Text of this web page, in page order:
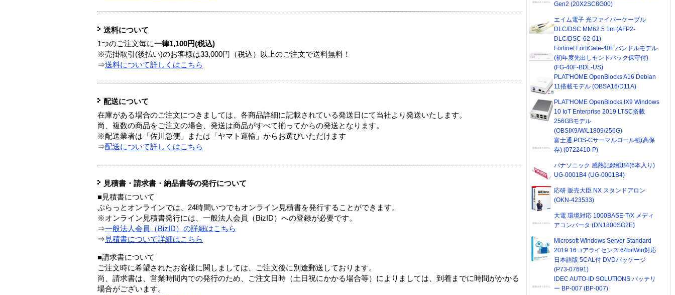
送料について
1つのご注文毎に一律1,100円(税込)
※売掛取引(後払い)のお客様は33,000円（税込）以上のご注文で送料無料！
⇒送料について詳しくはこちら
配送について
在庫がある場合のご注文につきましては、各商品詳細に記載されている発送日にて当社より発送いたします。
尚、複数の商品をご注文の場合、発送は商品がすべて揃ってからの発送となります。
※配送業者は「佐川急便」または「ヤマト運輸」からお選びいただけます
⇒配送について詳しくはこちら
見積書・請求書・納品書等の発行について
■見積書について
ぷらっとオンラインでは、24時間いつでもオンライン見積書を発行することができます。
※オンライン見積書発行には、一般法人会員（BizID）への登録が必要です。
⇒一般法人会員（BizID）の詳細はこちら
⇒ 見積書について詳細はこちら
■請求書について
ご注文時に希望されたお客様に関しましては、ご注文後に別途郵送しております。
尚、請求書は、営業時間内での発行のため、ご注文日時（土日祝にかかる場合等）によりましては、到着までに時間がかかる
場合がございます。
Gen2 (20X2SC8G00)
エイム電子 光ファイバーケーブル
DLC/DSC MM62.5 1m (AFP2-
DLC/DSC-62-01)
Fortinet FortiGate-40F バンドルモデル
(初年度先出しセンドバック保守付)
(FG-40F-BDL-US)
PLAT'HOME OpenBlocks A16 Debian
11搭載モデル (OBSA16/D11A)
PLAT'HOME OpenBlocks IX9 Windows
10 IoT Enterprise 2019 LTSC搭載
256GBモデル
(OBSIX9/W/L1809/256G)
富士通 POS-Cサーマルロール紙(高保
存) (0722410-P)
パナソニック 感熱記録紙B4(6本入り)
UG-0001B4 (UG-0001B4)
応研 販売大臣 NX スタンドアロン
(OKN-423533)
大電 環境対応 1000BASE-T/X メディ
アコンバータ (DN1800SG2E)
Microsoft Windows Server Standard
2019 16コアライセンス 64bitWin対応
日本語版 5CAL付 DVDパッケージ
(P73-07691)
IDEC AUTO-ID SOLUTIONS バッテリ
ー BP-007 (BP-007)